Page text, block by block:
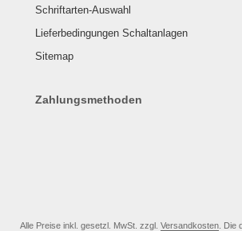
Schriftarten-Auswahl
Lieferbedingungen Schaltanlagen
Sitemap
Zahlungsmethoden
Alle Preise inkl. gesetzl. MwSt. zzgl. Versandkosten. Die